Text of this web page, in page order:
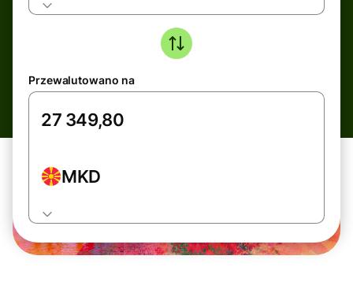
Przewalutowano na
MKD